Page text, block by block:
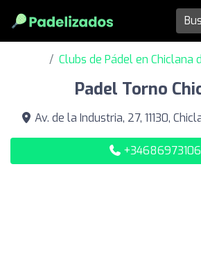
Clubs de Pádel en Chiclana
Padel Torno
Av. de la Industria, 27, 11130,
+34686973106